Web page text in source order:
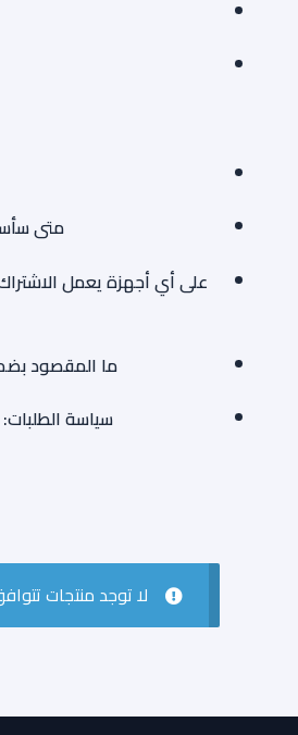
متى
على أي أجهزة يعمل
ما المقصود
سياسة الطلبات:
لا توجد منتجات